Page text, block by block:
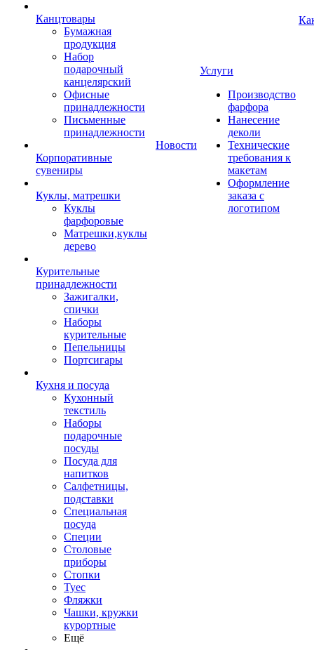
Канцтовары
Бумажная
продукция
Набор
подарочный
канцелярский
Офисные
принадлежности
Письменные
принадлежности
Корпоративные
сувениры
Куклы, матрешки
Куклы
фарфоровые
Матрешки,куклы
дерево
Курительные
принадлежности
Зажигалки,
спички
Наборы
курительные
Пепельницы
Портсигары
Кухня и посуда
Кухонный
текстиль
Наборы
подарочные
посуды
Посуда для
напитков
Салфетницы,
подставки
Специальная
посуда
Специи
Столовые
приборы
Стопки
Туес
Фляжки
Чашки, кружки
курортные
Ещё
Новости
Услуги
Производство
фарфора
Нанесение
деколи
Технические
требования к
макетам
Оформление
заказа с
логотипом